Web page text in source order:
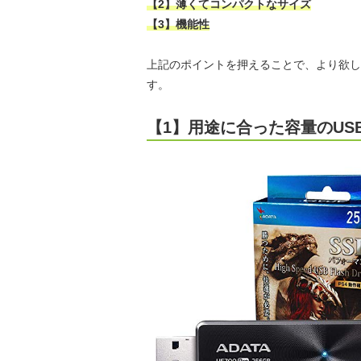
【2】薄くてコンパクトなサイズ
【3】機能性
上記のポイントを押えることで、より欲
す。
【1】用途に合った容量の